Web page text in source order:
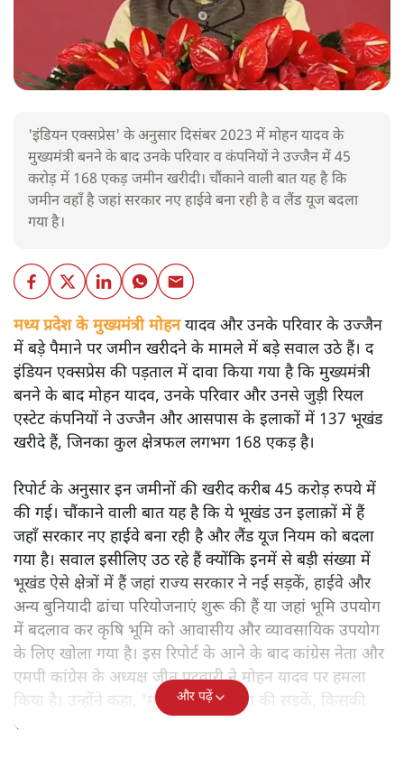
'इंडियन एक्सप्रेस' के अनुसार दिसंबर 2023 में मोहन यादव के
मुख्यमंत्री बनने के बाद उनके परिवार व कंपनियों ने उज्जैन में 45
करोड़ में 168 एकड़ जमीन खरीदी। चौंकाने वाली बात यह है कि
जमीन वहाँ है जहां सरकार नए हाईवे बना रही है व लैंड यूज बदला
गया है।
मध्य प्रदेश के मुख्यमंत्री मोहनयादव और उनके परिवार के उज्जैन
में बड़े पैमाने पर जमीन खरीदने के मामले में बड़े सवाल उठे हैं। द
इंडियन एक्सप्रेस की पड़ताल में दावा किया गया है कि मुख्यमंत्री
बनने के बाद मोहन यादव, उनके परिवार और उनसे जुड़ी रियल
एस्टेट कंपनियों ने उज्जैन और आसपास के इलाकों में 137 भूखंड
खरीदे हैं, जिनका कुल क्षेत्रफल लगभग 168 एकड़ है।
रिपोर्ट के अनुसार इन जमीनों की खरीद करीब 45 करोड़ रुपये में
की गई। चौंकाने वाली बात यह है कि ये भूखंड उन इलाक़ों में हैं
जहाँ सरकार नए हाईवे बना रही है और लैंड यूज नियम को बदला
गया है। सवाल इसीलिए उठ रहे हैं क्योंकि इनमें से बड़ी संख्या में
भूखंड ऐसे क्षेत्रों में हैं जहां राज्य सरकार ने नई सड़कें, हाईवे और
अन्य बुनियादी ढांचा परियोजनाएं शुरू की हैं या जहां भूमि उपयोग
में बदलाव कर कृषि भूमि को आवासीय और व्यावसायिक उपयोग
के लिए खोला गया है। इस रिपोर्ट के आने के बाद कांग्रेस नेता और
एमपी कांग्रेस के अध्यक्ष जीतू पटवारी ने मोहन यादव पर हमला
किया है। उन्होंने कहा, 'मुख्यमंत्री जी, सत्ता की सड़कें, किसकी
संपत्ति बढ़ा रही हैं?'
और पढ़ें